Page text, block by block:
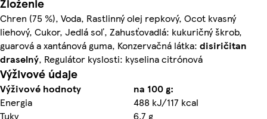
Chren (75 %), Voda, Rastlinný olej repkový, Ocot kvasný
liehový, Cukor, Jedlá soľ, Zahusťovadlá: kukuričný škrob,
guarová a xantánová guma, Konzervačná látka: disiričitan
draselný, Regulátor kyslosti: kyselina citrónová
Výživové údaje
Výživové hodnoty
na 100 g:
Energia
488 kJ/117 kcal
Tuky
6,7 g